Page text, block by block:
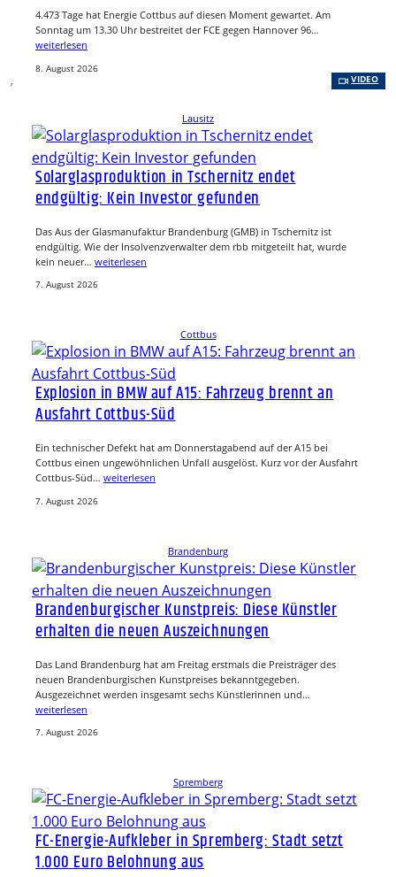
VIDEO
4.473 Tage hat Energie Cottbus auf diesen Moment gewartet. Am
Sonntag um 13.30 Uhr bestreitet der FCE gegen Hannover 96…
weiterlesen
8. August 2026
Lausitz
Solarglasproduktion in Tschernitz endet
endgültig: Kein Investor gefunden
Das Aus der Glasmanufaktur Brandenburg (GMB) in Tschernitz ist
endgültig. Wie der Insolvenzverwalter dem rbb mitgeteilt hat, wurde
kein neuer… weiterlesen
7. August 2026
Cottbus
Explosion in BMW auf A15: Fahrzeug brennt an
Ausfahrt Cottbus-Süd
Ein technischer Defekt hat am Donnerstagabend auf der A15 bei
Cottbus einen ungewöhnlichen Unfall ausgelöst. Kurz vor der Ausfahrt
Cottbus-Süd… weiterlesen
7. August 2026
Brandenburg
Brandenburgischer Kunstpreis: Diese Künstler
erhalten die neuen Auszeichnungen
Das Land Brandenburg hat am Freitag erstmals die Preisträger des
neuen Brandenburgischen Kunstpreises bekanntgegeben.
Ausgezeichnet werden insgesamt sechs Künstlerinnen und…
weiterlesen
7. August 2026
Spremberg
FC-Energie-Aufkleber in Spremberg: Stadt setzt
1.000 Euro Belohnung aus